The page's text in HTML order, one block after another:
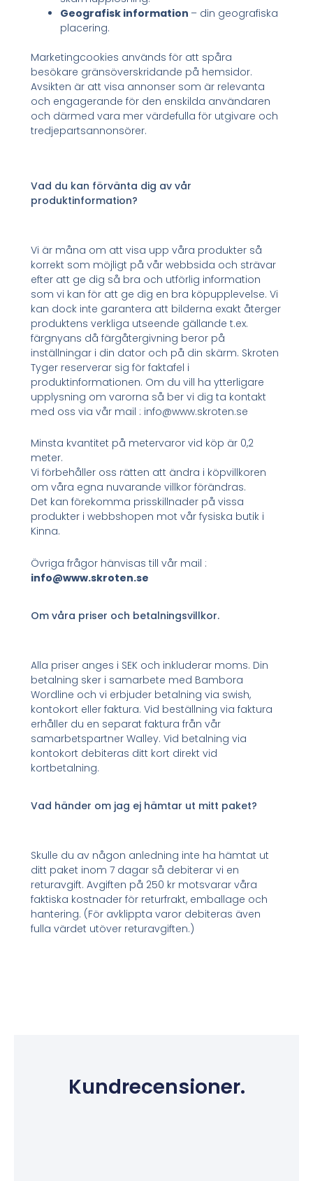
Geografisk information – din geografiska
placering.
Marketingcookies används för att spåra
besökare gränsöverskridande på hemsidor.
Avsikten är att visa annonser som är relevanta
och engagerande för den enskilda användaren
och därmed vara mer värdefulla för utgivare och
tredjepartsannonsörer.
Vad du kan förvänta dig av vår
produktinformation?
Vi är måna om att visa upp våra produkter så
korrekt som möjligt på vår webbsida och strävar
efter att ge dig så bra och utförlig information
som vi kan för att ge dig en bra köpupplevelse. Vi
kan dock inte garantera att bilderna exakt återger
produktens verkliga utseende gällande t.ex.
färgnyans då färgåtergivning beror på
inställningar i din dator och på din skärm. Skroten
Tyger reserverar sig för faktafel i
produktinformationen. Om du vill ha ytterligare
upplysning om varorna så ber vi dig ta kontakt
med oss via vår mail : info@www.skroten.se
Minsta kvantitet på metervaror vid köp är 0,2
meter.
Vi förbehåller oss rätten att ändra i köpvillkoren
om våra egna nuvarande villkor förändras.
Det kan förekomma prisskillnader på vissa
produkter i webbshopen mot vår fysiska butik i
Kinna.
Övriga frågor hänvisas till vår mail :
info@www.skroten.se
Om våra priser och betalningsvillkor.
Alla priser anges i SEK och inkluderar moms. Din
betalning sker i samarbete med Bambora
Wordline och vi erbjuder betalning via swish,
kontokort eller faktura. Vid beställning via faktura
erhåller du en separat faktura från vår
samarbetspartner Walley. Vid betalning via
kontokort debiteras ditt kort direkt vid
kortbetalning.
Vad händer om jag ej hämtar ut mitt paket?
Skulle du av någon anledning inte ha hämtat ut
ditt paket inom 7 dagar så debiterar vi en
returavgift. Avgiften på 250 kr motsvarar våra
faktiska kostnader för returfrakt, emballage och
hantering. (För avklippta varor debiteras även
fulla värdet utöver returavgiften.)
Kundrecensioner.